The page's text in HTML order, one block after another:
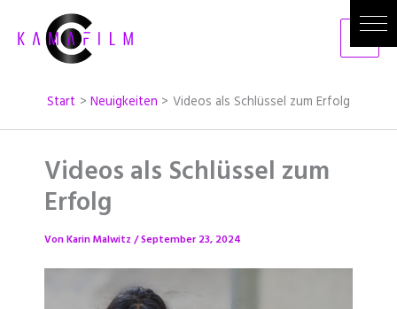
Inhalt
springen
Start Neuigkeiten Videos als Schlüssel zum Erfolg
Videos als Schlüssel zum
Erfolg
VonKarin Malwitz /September 23, 2024